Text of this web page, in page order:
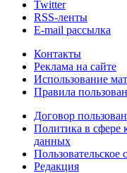
Twitter
RSS-ленты
E-mail рассылка
Контакты
Реклама на сайте
Использование
Правила
Договор
Политика в сфере
данных
Пользовательское
Редакция